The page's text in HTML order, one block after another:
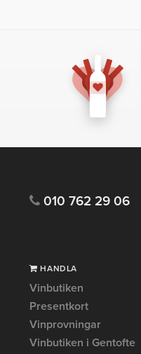
010 762 29 06
HANDLA
Vinbutiken
Presentkort
Vinprovningar
Vinbutiken i Gentofte